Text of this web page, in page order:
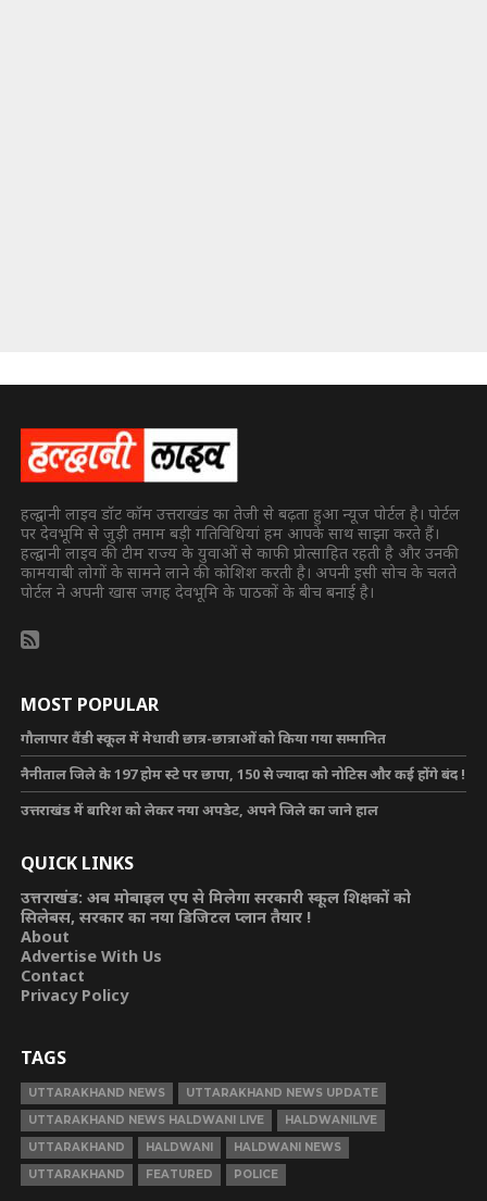
हल्द्वानी लाइव डॉट कॉम उत्तराखंड का तेजी से बढ़ता हुआ न्यूज पोर्टल है। पोर्टल
पर देवभूमि से जुड़ी तमाम बड़ी गतिविधियां हम आपके साथ साझा करते हैं।
हल्द्वानी लाइव की टीम राज्य के युवाओं से काफी प्रोत्साहित रहती है और उनकी
कामयाबी लोगों के सामने लाने की कोशिश करती है। अपनी इसी सोच के चलते
पोर्टल ने अपनी खास जगह देवभूमि के पाठकों के बीच बनाई है।
MOST POPULAR
गौलापार वैंडी स्कूल में मेधावी छात्र-छात्राओं को किया गया सम्मानित
नैनीताल जिले के 197 होम स्टे पर छापा, 150 से ज्यादा को नोटिस और कई होंगे बंद !
उत्तराखंड में बारिश को लेकर नया अपडेट, अपने जिले का जाने हाल
QUICK LINKS
उत्तराखंड: अब मोबाइल एप से मिलेगा सरकारी स्कूल शिक्षकों को
सिलेबस, सरकार का नया डिजिटल प्लान तैयार !
About
Advertise With Us
Contact
Privacy Policy
TAGS
UTTARAKHAND NEWS
UTTARAKHAND NEWS UPDATE
UTTARAKHAND NEWS HALDWANI LIVE
HALDWANILIVE
UTTARAKHAND
HALDWANI
HALDWANI NEWS
UTTARAKHAND
FEATURED POLICE